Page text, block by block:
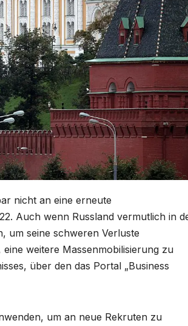
nicht an eine erneute
Auch wenn Russland vermutlich in
um seine schweren Verluste
weitere Massenmobilisierung zu
über den das Portal „Business
um an neue Rekruten zu